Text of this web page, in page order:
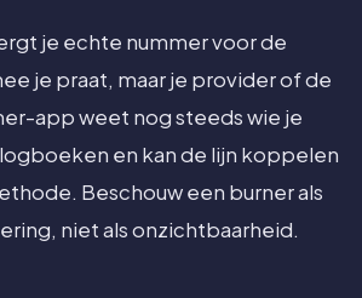
je echte nummer voor de
je praat, maar je provider of de
app weet nog steeds wie je
en kan de lijn koppelen
Beschouw een burner als
niet als onzichtbaarheid.